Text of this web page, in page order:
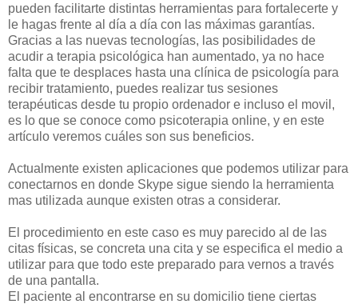
pueden facilitarte distintas herramientas para fortalecerte y
le hagas frente al día a día con las máximas garantías.
Gracias a las nuevas tecnologías, las posibilidades de
acudir a terapia psicológica han aumentado, ya no hace
falta que te desplaces hasta una clínica de psicología para
recibir tratamiento, puedes realizar tus sesiones
terapéuticas desde tu propio ordenador e incluso el movil,
es lo que se conoce como psicoterapia online, y en este
artículo veremos cuáles son sus beneficios.
Actualmente existen aplicaciones que podemos utilizar para
conectarnos en donde Skype sigue siendo la herramienta
mas utilizada aunque existen otras a considerar.
El procedimiento en este caso es muy parecido al de las
citas físicas, se concreta una cita y se especifica el medio a
utilizar para que todo este preparado para vernos a través
de una pantalla.
El paciente al encontrarse en su domicilio tiene ciertas